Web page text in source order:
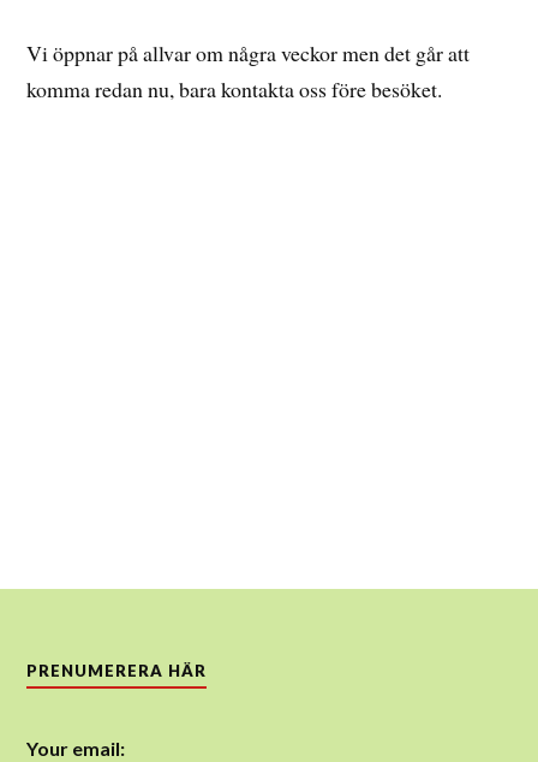
Vi öppnar på allvar om några veckor men det går att
komma redan nu, bara kontakta oss före besöket.
PRENUMERERA HÄR
Your email: